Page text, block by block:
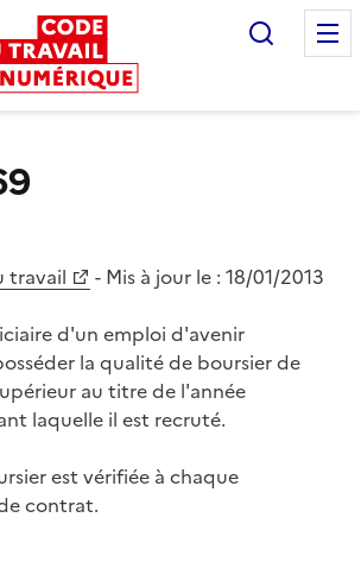
travail - Mis à jour le : 18/01/2013
d'un emploi d'avenir
la qualité de boursier de
au titre de l'année
laquelle il est recruté.
est vérifiée à chaque
contrat.